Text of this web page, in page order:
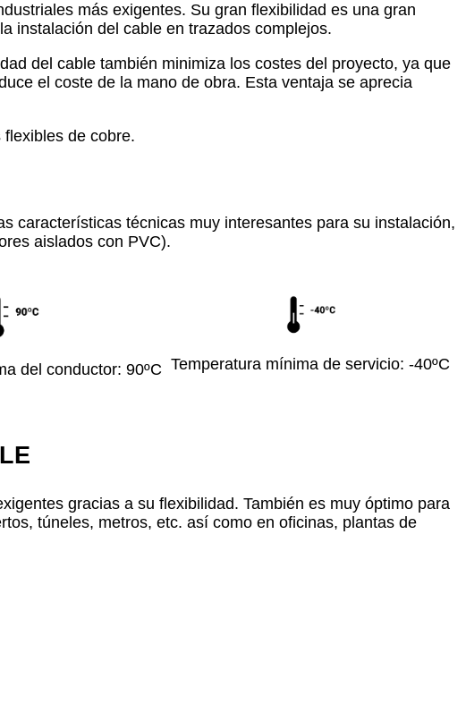
más exigentes. Su gran flexibilidad es una gran
instalación del cable en trazados complejos.
del cable también minimiza los costes del proyecto, ya que
el coste de la mano de obra. Esta ventaja se aprecia
de cobre.
características técnicas muy interesantes para su instalación,
aislados con PVC).
del conductor: 90ºC Temperatura mínima de servicio: -40ºC
gracias a su flexibilidad. También es muy óptimo para
túneles, metros, etc. así como en oficinas, plantas de